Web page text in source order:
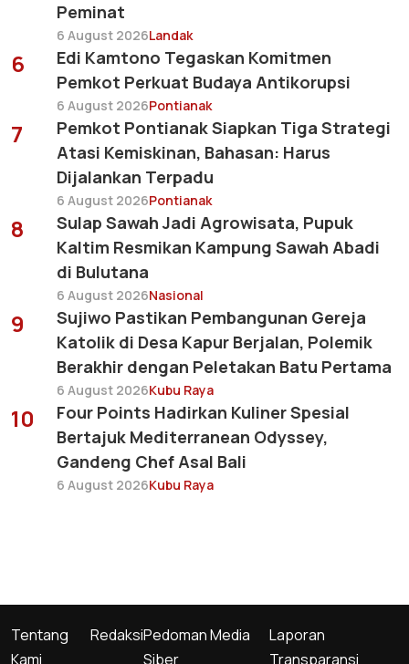
Peminat
6 August 2026Landak
6
Edi Kamtono Tegaskan Komitmen
Pemkot Perkuat Budaya Antikorupsi
6 August 2026Pontianak
7
Pemkot Pontianak Siapkan Tiga Strategi
Atasi Kemiskinan, Bahasan: Harus
Dijalankan Terpadu
6 August 2026Pontianak
8
Sulap Sawah Jadi Agrowisata, Pupuk
Kaltim Resmikan Kampung Sawah Abadi
di Bulutana
6 August 2026Nasional
9
Sujiwo Pastikan Pembangunan Gereja
Katolik di Desa Kapur Berjalan, Polemik
Berakhir dengan Peletakan Batu Pertama
6 August 2026Kubu Raya
10
Four Points Hadirkan Kuliner Spesial
Bertajuk Mediterranean Odyssey,
Gandeng Chef Asal Bali
6 August 2026Kubu Raya
Tentang
Kami
RedaksiPedoman Media
Siber
Laporan
Transparansi